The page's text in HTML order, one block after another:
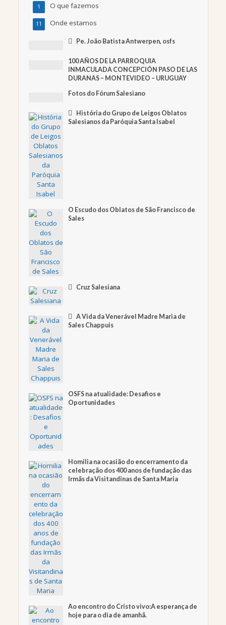
O que fazemos
1
Onde estamos
11
Pe. João Batista Antwerpen, osfs
100 AÑOS DE LA PARROQUIA
INMACULADA CONCEPCIÓN PASO DE LAS
DURANAS – MONTEVIDEO – URUGUAY
Fotos do Fórum Salesiano
História do Grupo de Leigos Oblatos
Salesianos da Paróquia Santa Isabel
O Escudo dos Oblatos de São Francisco de
Sales
Cruz Salesiana
A Vida da Venerável Madre Maria de
Sales Chappuis
OSFS na atualidade: Desafios e
Oportunidades
Homilia na ocasião do encerramento da
celebração dos 400 anos de fundação das
Irmãs da Visitandinas de Santa Maria
Ao encontro do Cristo vivo:A esperança de
hoje para o dia de amanhã.